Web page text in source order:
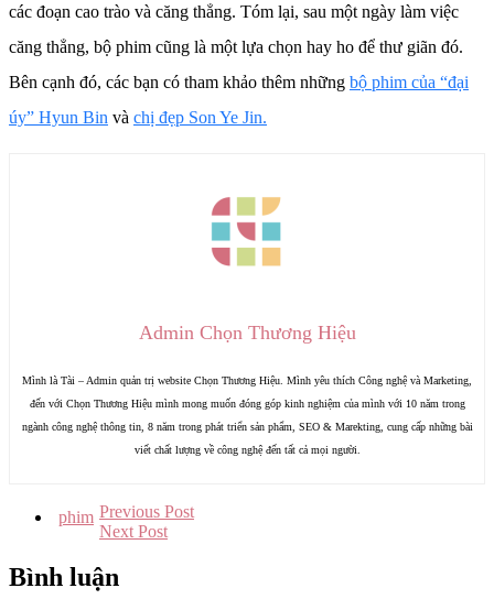
các đoạn cao trào và căng thẳng. Tóm lại, sau một ngày làm việc
căng thẳng, bộ phim cũng là một lựa chọn hay ho để thư giãn đó.
Bên cạnh đó, các bạn có tham khảo thêm những bộ phim của “đại
úy” Hyun Bin và chị đẹp Son Ye Jin.
Admin Chọn Thương Hiệu
Mình là Tài – Admin quản trị website Chọn Thương Hiệu. Mình yêu thích Công nghệ và Marketing,
đến với Chọn Thương Hiệu mình mong muốn đóng góp kinh nghiệm của mình với 10 năm trong
ngành công nghệ thông tin, 8 năm trong phát triển sản phẩm, SEO & Marekting, cung cấp những bài
viết chất lượng về công nghệ đến tất cả mọi người.
phim Previous Post
Next Post
Bình luận